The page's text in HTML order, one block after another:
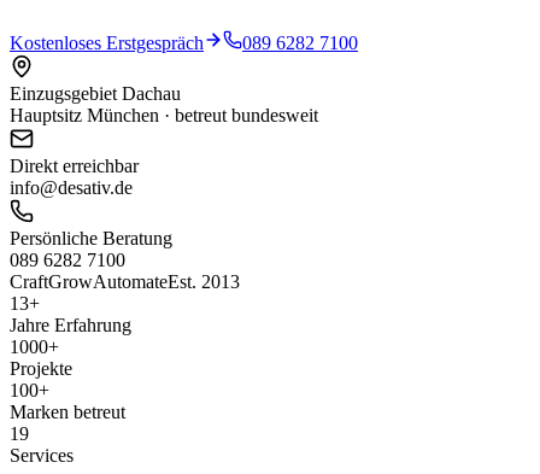
Kostenloses Erstgespräch 089 6282 7100
Einzugsgebiet Dachau
Hauptsitz München · betreut bundesweit
Direkt erreichbar
info@desativ.de
Persönliche Beratung
089 6282 7100
CraftGrowAutomateEst. 2013
13+
Jahre Erfahrung
1000+
Projekte
100+
Marken betreut
19
Services